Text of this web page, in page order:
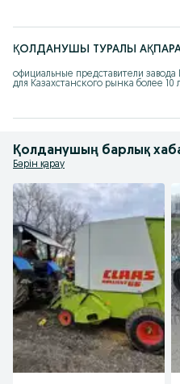
ҚОЛДАНУШЫ ТУРАЛЫ
официальные представители
для Казахстанского рынка более
Қолданушың барлық
Бәрін қарау